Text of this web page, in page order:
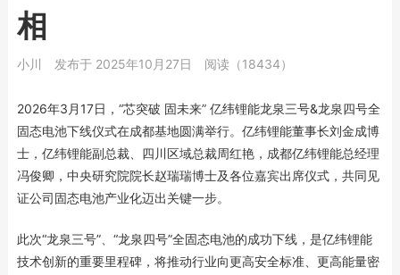
相
小川 发布于 2025年10月27日 阅读（18434）
2026年3月17日，“芯突破 固未来” 亿纬锂能龙泉三号&龙泉四号全
固态电池下线仪式在成都基地圆满举行。亿纬锂能董事长刘金成博
士，亿纬锂能副总裁、四川区域总裁周红艳，成都亿纬锂能总经理
冯俊卿，中央研究院院长赵瑞瑞博士及各位嘉宾出席仪式，共同见
证公司固态电池产业化迈出关键一步。
此次“龙泉三号”、“龙泉四号”全固态电池的成功下线，是亿纬锂能
技术创新的重要里程碑，将推动行业向更高安全标准、更高能量密